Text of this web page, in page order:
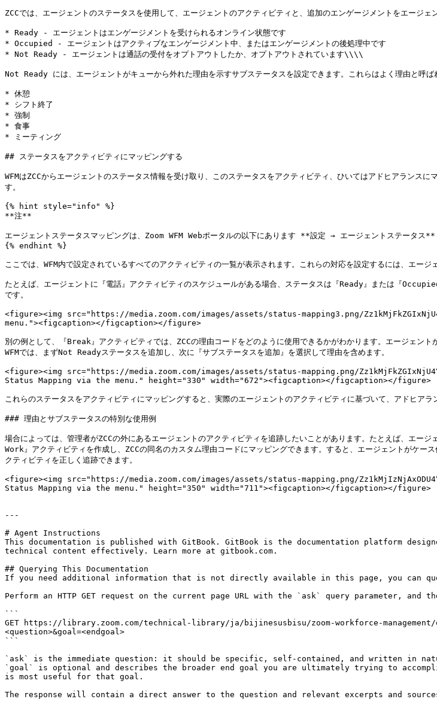
ZCCでは、エージェントのステータスを使用して、エージェントのアクティビティと、追加のエンゲージメントをエー
* Ready - エージェントはエンゲージメントを受けられるオンライン状態です
* Occupied - エージェントはアクティブなエンゲージメント中、またはエンゲージメントの後処理中です
* Not Ready - エージェントは通話の受付をオプトアウトしたか、オプトアウトされています\\\\
Not Ready には、エージェントがキューから外れた理由を示すサブステータスを設定できます。これらはよく理由と
* 休憩
* シフト終了
* 強制
* 食事
* ミーティング
## ステータスをアクティビティにマッピングする
WFMはZCCからエージェントのステータス情報を受け取り、このステータスをアクティビティ、ひいてはアドヒアランス
す。
{% hint style="info" %}
**注**
エージェントステータスマッピングは、Zoom WFM Webポータルの以下にあります **設定 → エージェントステータ
{% endhint %}
ここでは、WFM内で設定されているすべてのアクティビティの一覧が表示されます。これらの対応を設定するには、エー
たとえば、エージェントに『電話』アクティビティのスケジュールがある場合、ステータスは『Ready』または『
です。
<figure><img src="https://media.zoom.com/images/assets/status-mapping3.png/
menu."><figcaption></figcaption></figure>
別の例として、『Break』アクティビティでは、ZCCの理由コードをどのように使用できるかがわかります。エージェン
WFMでは、まずNot Readyステータスを追加し、次に『サブステータスを追加』を選択して理由を含めます。
<figure><img src="https://media.zoom.com/images/assets/status-mapping.png/
Status Mapping via the menu." height="330" width="672"><figcaption></figcaption></figure>
これらのステータスをアクティビティにマッピングすると、実際のエージェントのアクティビティに基づいて、アドヒアラ
### 理由とサブステータスの特別な使用例
場合によっては、管理者がZCCの外にあるエージェントのアクティビティを追跡したいことがあります。たとえば、エー
Work』アクティビティを作成し、ZCCの同名のカスタム理由コードにマッピングできます。すると、エージェントがケー
クティビティを正しく追跡できます。
<figure><img src="https://media.zoom.com/images/assets/status-mapping.png/
Status Mapping via the menu." height="350" width="711"><figcaption></figcaption></figure>
---
# Agent Instructions
This documentation is published with GitBook. GitBook is the documentation platform
technical content effectively. Learn more at gitbook.com.
## Querying This Documentation
If you need additional information that is not directly available in this page, you can
Perform an HTTP GET request on the current page URL with the `ask` query parameter, and
```
GET https://library.zoom.com/technical-library/ja/bijinesusbisu/zoom-workforce-
<question>&goal=<endgoal>
```
`ask` is the immediate question: it should be specific, self-contained, and written in
`goal` is optional and describes the broader end goal you are ultimately trying to
is most useful for that goal.
The response will contain a direct answer to the question and relevant excerpts and